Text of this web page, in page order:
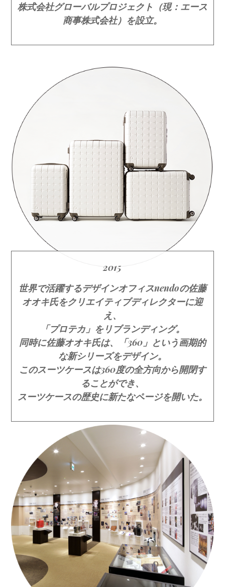
株式会社グローバルプロジェクト（現：エース
商事株式会社）を設立。
2015
世界で活躍するデザインオフィスnendoの佐藤
オオキ氏をクリエイティブディレクターに迎
え、
「プロテカ」をリブランディング。
同時に佐藤オオキ氏は、「360」という画期的
な新シリーズをデザイン。
このスーツケースは360度の全方向から開閉す
ることができ、
スーツケースの歴史に新たなページを開いた。